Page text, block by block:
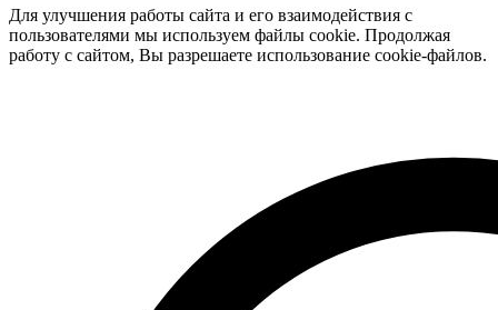
Для улучшения работы сайта и его взаимодействия с
пользователями мы используем файлы cookie. Продолжая
работу с сайтом, Вы разрешаете использование cookie-файлов.